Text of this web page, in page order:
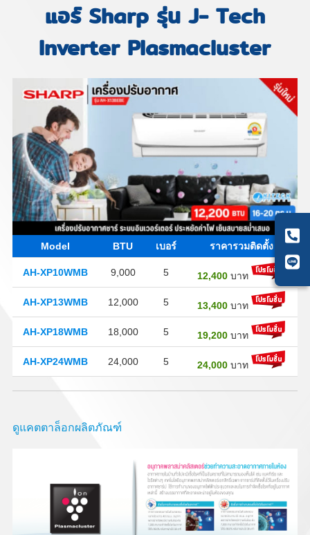
แอร์ Sharp รุ่น J- Tech
Inverter Plasmacluster
Model BTU เบอร์ ราคารวมติดตั้ง
AH-XP10WMB 9,000 5 12,400 บาท
AH-XP13WMB 12,000 5 13,400 บาท
AH-XP18WMB 18,000 5 19,200 บาท
AH-XP24WMB 24,000 5 24,000 บาท
ดูแคตตาล็อกผลิตภัณฑ์